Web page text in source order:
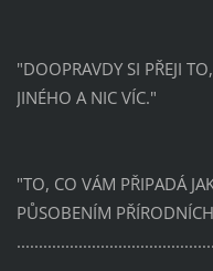
"DOOPRAVDY SI PŘEJI
JINÉHO A NIC VÍC."
"TO, CO VÁM PŘIPADÁ
PŮSOBENÍM